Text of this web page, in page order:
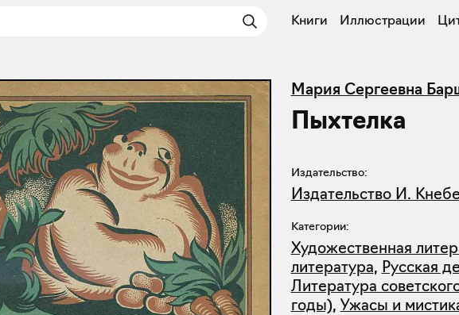
Книги Иллюстрации
Мария Сергеевна
Пыхтелка
Издательство:
Издательство И.
Категории:
Художественная
литература, Русская
Литература
годы), Ужасы и